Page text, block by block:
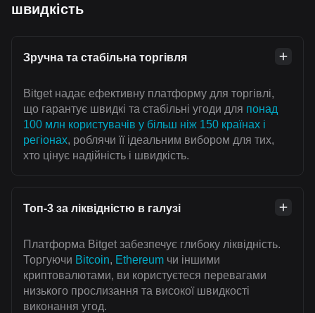
швидкість
Зручна та стабільна торгівля
Bitget надає ефективну платформу для торгівлі,
що гарантує швидкі та стабільні угоди для понад
100 млн користувачів у більш ніж 150 країнах і
регіонах, роблячи її ідеальним вибором для тих,
хто цінує надійність і швидкість.
Топ-3 за ліквідністю в галузі
Платформа Bitget забезпечує глибоку ліквідність.
Торгуючи Bitcoin, Ethereum чи іншими
криптовалютами, ви користуєтеся перевагами
низького прослизання та високої швидкості
виконання угод.